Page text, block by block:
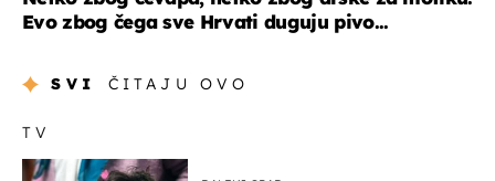
Evo zbog čega sve Hrvati duguju pivo...
SVI ČITAJU OVO
TV